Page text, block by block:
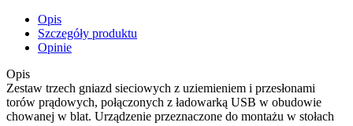
Opis
Szczegóły produktu
Opinie
Opis
Zestaw trzech gniazd sieciowych z uziemieniem i przesłonami
torów prądowych, połączonych z ładowarką USB w obudowie
chowanej w blat. Urządzenie przeznaczone do montażu w stołach